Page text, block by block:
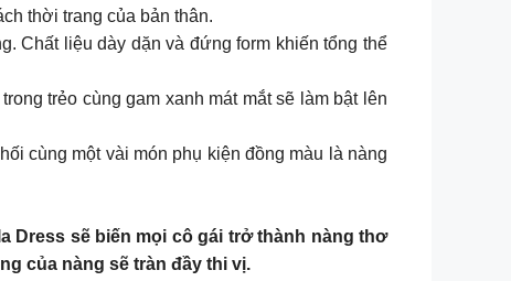
thời trang của bản thân.
Chất liệu dày dặn và đứng form khiến tổng thể
trẻo cùng gam xanh mát mắt sẽ làm bật lên
cùng một vài món phụ kiện đồng màu là nàng
Dress sẽ biến mọi cô gái trở thành nàng thơ
của nàng sẽ tràn đầy thi vị.